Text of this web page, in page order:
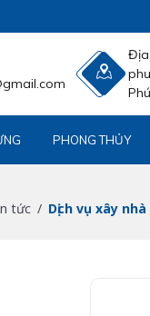
Địa
PHONG THỦY
tức Dịch vụ xây